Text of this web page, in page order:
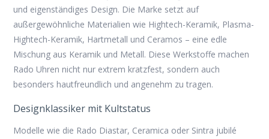
und eigenständiges Design. Die Marke setzt auf
außergewöhnliche Materialien wie Hightech-Keramik, Plasma-
Hightech-Keramik, Hartmetall und Ceramos – eine edle
Mischung aus Keramik und Metall. Diese Werkstoffe machen
Rado Uhren nicht nur extrem kratzfest, sondern auch
besonders hautfreundlich und angenehm zu tragen.
Designklassiker mit Kultstatus
Modelle wie die Rado Diastar, Ceramica oder Sintra jubilé